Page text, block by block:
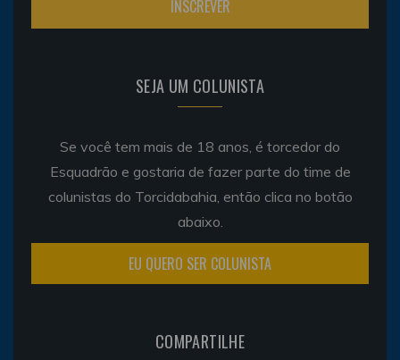
SEJA UM COLUNISTA
Se você tem mais de 18 anos, é torcedor do
Esquadrão e gostaria de fazer parte do time de
colunistas do Torcidabahia, então clica no botão
abaixo.
EU QUERO SER COLUNISTA
COMPARTILHE